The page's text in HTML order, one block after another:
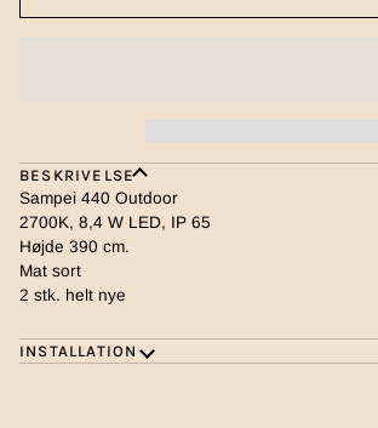
BESKRIVELSE
Sampei 440 Outdoor
2700K, 8,4 W LED, IP 65
Højde 390 cm.
Mat sort
2 stk. helt nye
INSTALLATION